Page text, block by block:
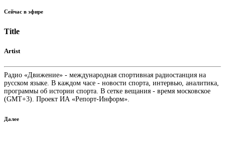
Сейчас в эфире
Title
Artist
Радио «Движение» - международная спортивная радиостанция на
русском языке. В каждом часе - новости спорта, интервью, аналитика,
программы об истории спорта. В сетке вещания - время московское
(GMT+3). Проект ИА «Репорт-Информ».
Далее